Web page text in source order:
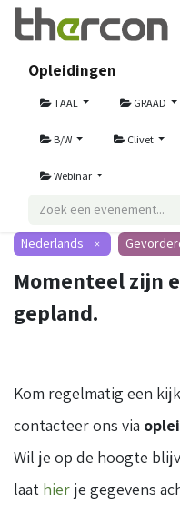
Opleidingen
TAAL GRAAD
B/W Clivet
Webinar
Nederlands ×
Momenteel zijn
gepland.
Kom regelmatig een
contacteer ons via
Wil je op de hoogte
laat hier je gegevens